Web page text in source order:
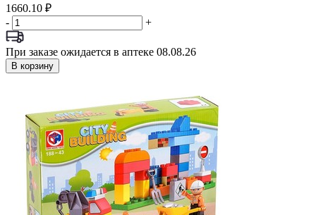
1660.10 ₽
-
+
При заказе ожидается в аптеке 08.08.26
В корзину